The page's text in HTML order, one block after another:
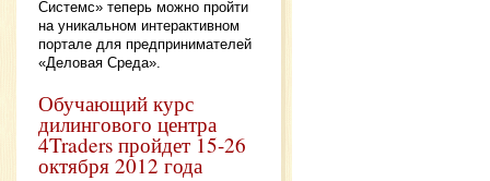
Системс» теперь можно пройти
на уникальном интерактивном
портале для предпринимателей
«Деловая Среда».
Обучающий курс
дилингового центра
4Traders пройдет 15-26
октября 2012 года